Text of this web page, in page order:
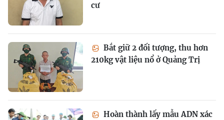
cư
Bắt giữ 2 đối tượng, thu hơn
210kg vật liệu nổ ở Quảng Trị
Hoàn thành lấy mẫu ADN xác